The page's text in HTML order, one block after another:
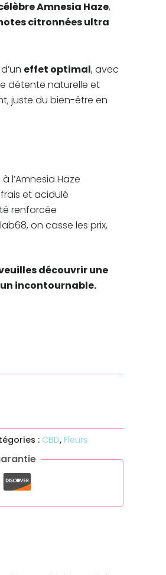
Amnesia Haze,
citronnées ultra
effet optimal, avec
détente naturelle et
juste du bien-être en
l’Amnesia Haze
et acidulé
renforcée
on casse les prix,
découvrir une
incontournable.
: CBD, Fleurs